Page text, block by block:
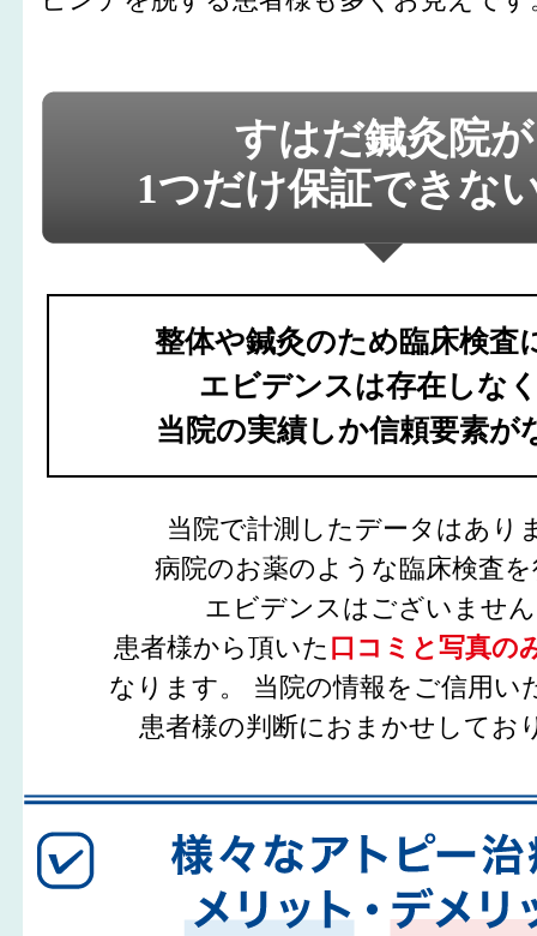
すはだ鍼灸院が
1つだけ保証できな
整体や鍼灸のため臨床検査
エビデンスは存在しな
当院の実績しか信頼要素が
当院で計測したデータはあり
病院のお薬のような臨床検査
エビデンスはございませ
患者様から頂いた 口コミと写真の
なります。 当院の情報をご信用い
患者様の判断におまかせしてお